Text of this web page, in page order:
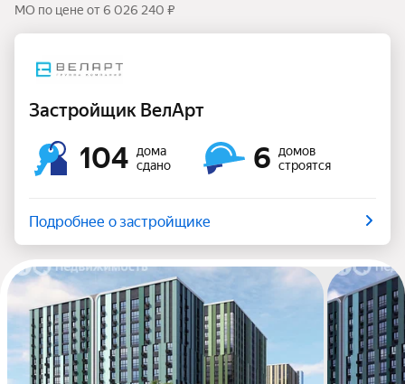
МО по цене от 6 026 240 ₽
Застройщик ВелАрт
104
дома
сдано
6
домов
строятся
Подробнее о застройщике